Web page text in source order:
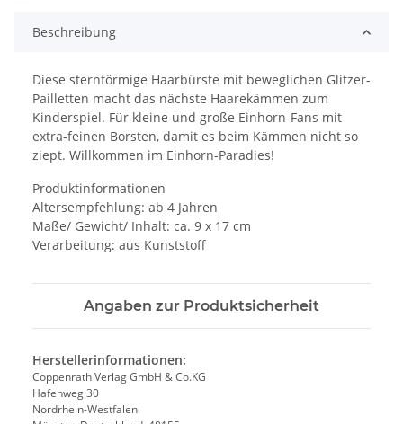
Beschreibung
Diese sternförmige Haarbürste mit beweglichen Glitzer-
Pailletten macht das nächste Haarekämmen zum
Kinderspiel. Für kleine und große Einhorn-Fans mit
extra-feinen Borsten, damit es beim Kämmen nicht so
ziept. Willkommen im Einhorn-Paradies!
Produktinformationen
Altersempfehlung: ab 4 Jahren
Maße/ Gewicht/ Inhalt: ca. 9 x 17 cm
Verarbeitung: aus Kunststoff
Angaben zur Produktsicherheit
Herstellerinformationen:
Coppenrath Verlag GmbH & Co.KG
Hafenweg 30
Nordrhein-Westfalen